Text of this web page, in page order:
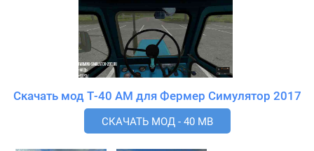
Скачать мод Т-40 АМ для Фермер Симулятор 2017
СКАЧАТЬ МОД - 40 MB